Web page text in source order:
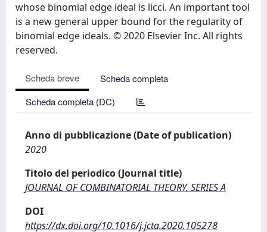
whose binomial edge ideal is licci. An important tool
is a new general upper bound for the regularity of
binomial edge ideals. © 2020 Elsevier Inc. All rights
reserved.
Scheda breve
Scheda completa
Scheda completa (DC)
Anno di pubblicazione (Date of publication)
2020
Titolo del periodico (Journal title)
JOURNAL OF COMBINATORIAL THEORY. SERIES A
DOI
https://dx.doi.org/10.1016/j.jcta.2020.105278